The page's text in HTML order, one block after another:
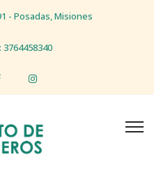
- Posadas, Misiones